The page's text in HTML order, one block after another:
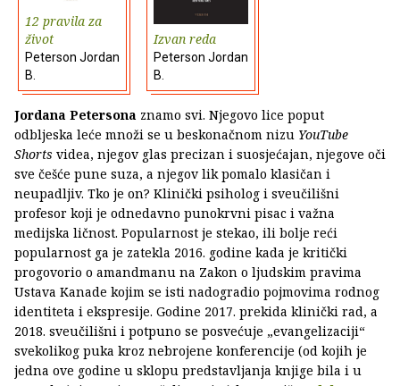
12 pravila za
život
Peterson Jordan
B.
Izvan reda
Peterson Jordan
B.
Jordana Petersona znamo svi. Njegovo lice poput
odbljeska leće množi se u beskonačnom nizu YouTube
Shorts videa, njegov glas precizan i suosjećajan, njegove oči
sve češće pune suza, a njegov lik pomalo klasičan i
neupadljiv. Tko je on? Klinički psiholog i sveučilišni
profesor koji je odnedavno punokrvni pisac i važna
medijska ličnost. Popularnost je stekao, ili bolje reći
popularnost ga je zatekla 2016. godine kada je kritički
progovorio o amandmanu na Zakon o ljudskim pravima
Ustava Kanade kojim se isti nadogradio pojmovima rodnog
identiteta i ekspresije. Godine 2017. prekida klinički rad, a
2018. sveučilišni i potpuno se posvećuje „evangelizaciji“
svekolikog puka kroz nebrojene konferencije (od kojih je
jedna ove godine u sklopu predstavljanja knjige bila i u